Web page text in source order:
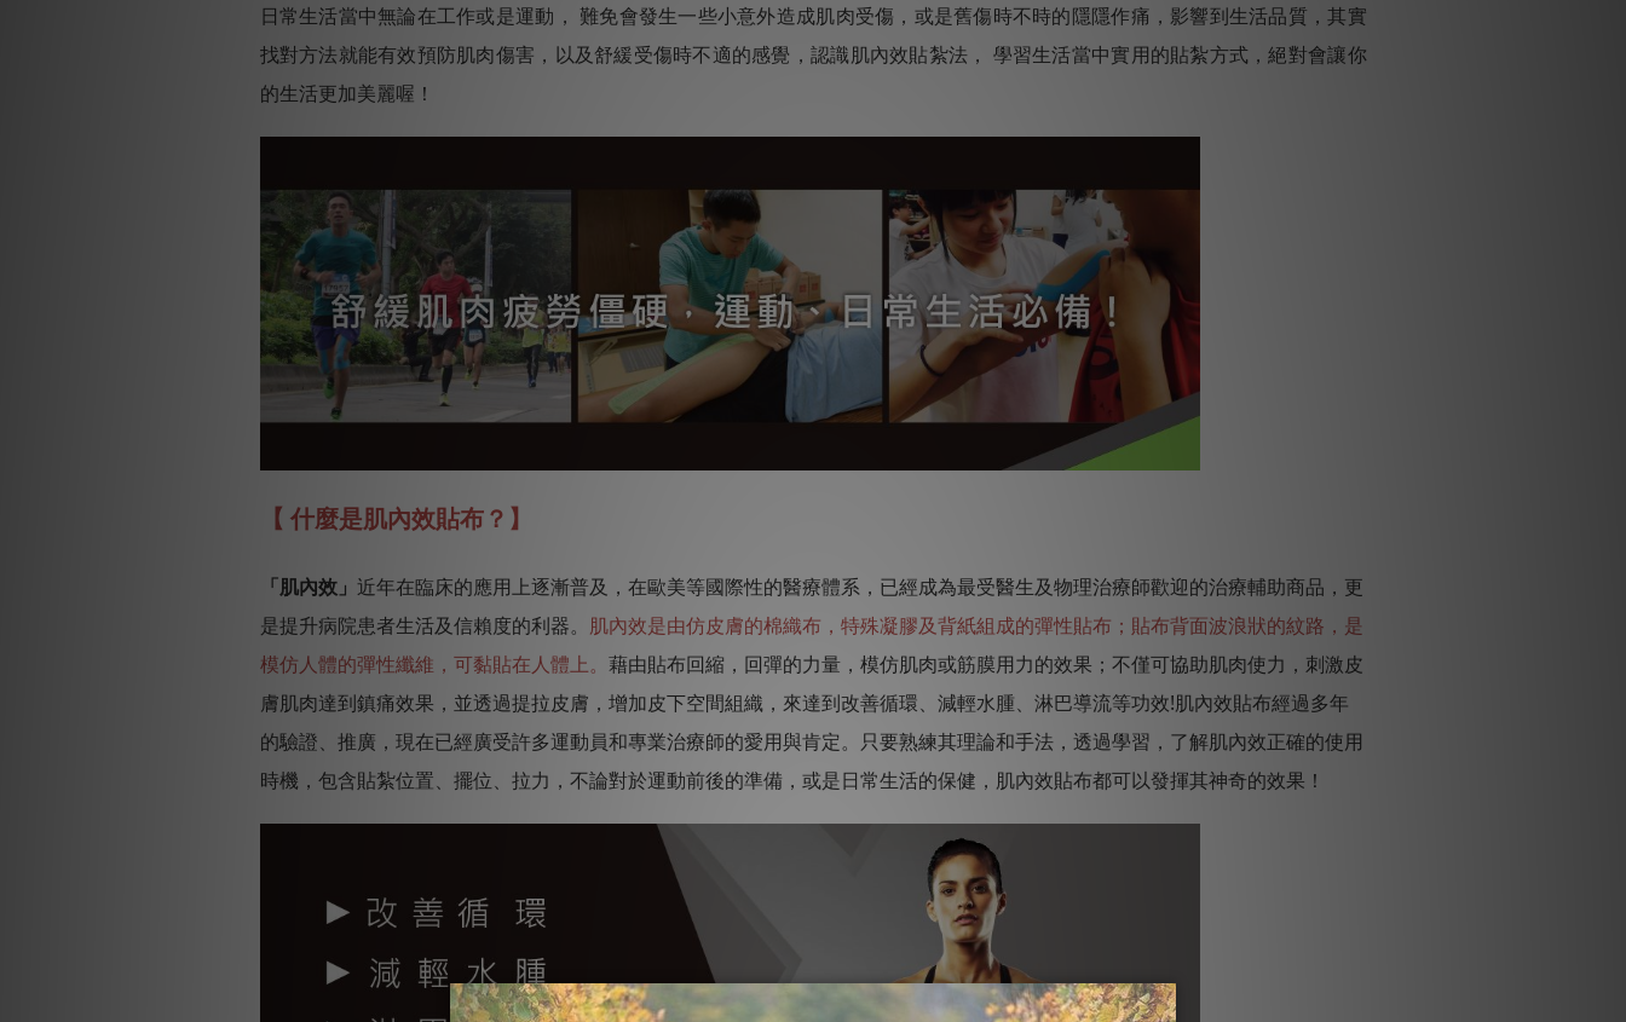
日常生活當中無論在工作或是運動， 難免會發生一些小意外造成肌肉受傷，或是舊傷時不時的隱隱作痛，影響到生活品質，其實
找對方法就能有效預防肌肉傷害，以及舒緩受傷時不適的感覺，認識肌內效貼紮法， 學習生活當中實用的貼紮方式，絕對會讓你
的生活更加美麗喔！
【 什麼是肌內效貼布？】
「肌內效」 近年在臨床的應用上逐漸普及，在歐美等國際性的醫療體系，已經成為最受醫生及物理治療師歡迎的治療輔助商品，更
是提升病院患者生活及信賴度的利器。 肌內效是由仿皮膚的棉織布，特殊凝膠及背紙組成的彈性貼布；貼布背面波浪狀的紋路，是
模仿人體的彈性纖維，可黏貼在人體上。 藉由貼布回縮，回彈的力量，模仿肌肉或筋膜用力的效果；不僅可協助肌肉使力，刺激皮
膚肌肉達到鎮痛效果，並透過提拉皮膚，增加皮下空間組織，來達到改善循環、減輕水腫、淋巴導流等功效!肌內效貼布經過多年
的驗證、推廣，現在已經廣受許多運動員和專業治療師的愛用與肯定。只要熟練其理論和手法，透過學習，了解肌內效正確的使用
時機，包含貼紮位置、擺位、拉力，不論對於運動前後的準備，或是日常生活的保健，肌內效貼布都可以發揮其神奇的效果！